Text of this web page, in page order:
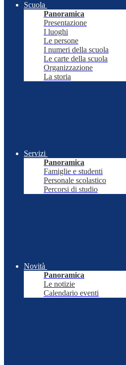
Scuola
Panoramica
Presentazione
I luoghi
Le persone
I numeri della scuola
Le carte della scuola
Organizzazione
La storia
Servizi
Panoramica
Famiglie e studenti
Personale scolastico
Percorsi di studio
Novità
Panoramica
Le notizie
Calendario eventi